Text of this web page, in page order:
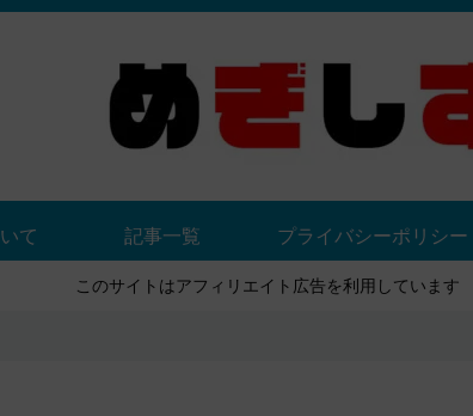
て 記事一覧 プライバシーポリシー
このサイトはアフィリエイト広告を利用しています